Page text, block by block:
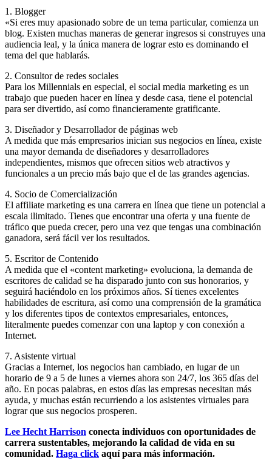
1. Blogger
«Si eres muy apasionado sobre de un tema particular, comienza un
blog. Existen muchas maneras de generar ingresos si construyes una
audiencia leal, y la única manera de lograr esto es dominando el
tema del que hablarás.
2. Consultor de redes sociales
Para los Millennials en especial, el social media marketing es un
trabajo que pueden hacer en línea y desde casa, tiene el potencial
para ser divertido, así como financieramente gratificante.
3. Diseñador y Desarrollador de páginas web
A medida que más empresarios inician sus negocios en línea, existe
una mayor demanda de diseñadores y desarrolladores
independientes, mismos que ofrecen sitios web atractivos y
funcionales a un precio más bajo que el de las grandes agencias.
4. Socio de Comercialización
El affiliate marketing es una carrera en línea que tiene un potencial a
escala ilimitado. Tienes que encontrar una oferta y una fuente de
tráfico que pueda crecer, pero una vez que tengas una combinación
ganadora, será fácil ver los resultados.
5. Escritor de Contenido
A medida que el «content marketing» evoluciona, la demanda de
escritores de calidad se ha disparado junto con sus honorarios, y
seguirá haciéndolo en los próximos años. Sí tienes excelentes
habilidades de escritura, así como una comprensión de la gramática
y los diferentes tipos de contextos empresariales, entonces,
literalmente puedes comenzar con una laptop y con conexión a
Internet.
7. Asistente virtual
Gracias a Internet, los negocios han cambiado, en lugar de un
horario de 9 a 5 de lunes a viernes ahora son 24/7, los 365 días del
año. En pocas palabras, en estos días las empresas necesitan más
ayuda, y muchas están recurriendo a los asistentes virtuales para
lograr que sus negocios prosperen.
Lee Hecht Harrison conecta individuos con oportunidades de
carrera sustentables, mejorando la calidad de vida en su
comunidad. Haga click aquí para más información.